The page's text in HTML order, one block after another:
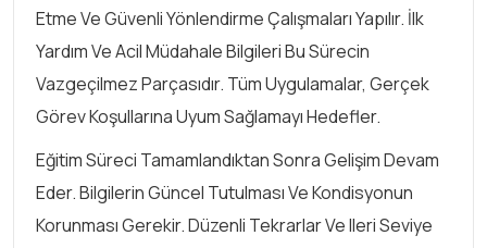
Etme Ve Güvenli Yönlendirme Çalışmaları Yapılır. İlk
Yardım Ve Acil Müdahale Bilgileri Bu Sürecin
Vazgeçilmez Parçasıdır. Tüm Uygulamalar, Gerçek
Görev Koşullarına Uyum Sağlamayı Hedefler.
Eğitim Süreci Tamamlandıktan Sonra Gelişim Devam
Eder. Bilgilerin Güncel Tutulması Ve Kondisyonun
Korunması Gerekir. Düzenli Tekrarlar Ve Ileri Seviye